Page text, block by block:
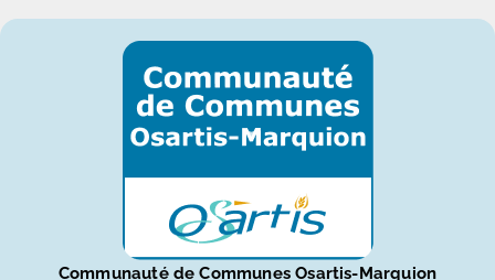
Communauté de Communes Osartis-Marquion